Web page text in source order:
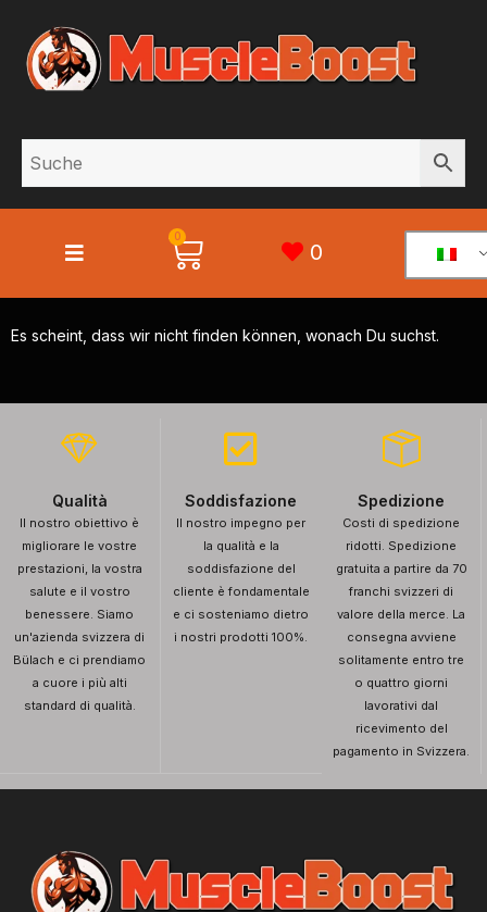
0
0
Es scheint, dass wir nicht finden können, wonach Du suchst.
Qualità
Il nostro obiettivo è
migliorare le vostre
prestazioni, la vostra
salute e il vostro
benessere. Siamo
un'azienda svizzera di
Bülach e ci prendiamo
a cuore i più alti
standard di qualità.
Soddisfazione
Il nostro impegno per
la qualità e la
soddisfazione del
cliente è fondamentale
e ci sosteniamo dietro
i nostri prodotti 100%.
Spedizione
Costi di spedizione
ridotti. Spedizione
gratuita a partire da 70
franchi svizzeri di
valore della merce. La
consegna avviene
solitamente entro tre
o quattro giorni
lavorativi dal
ricevimento del
pagamento in Svizzera.